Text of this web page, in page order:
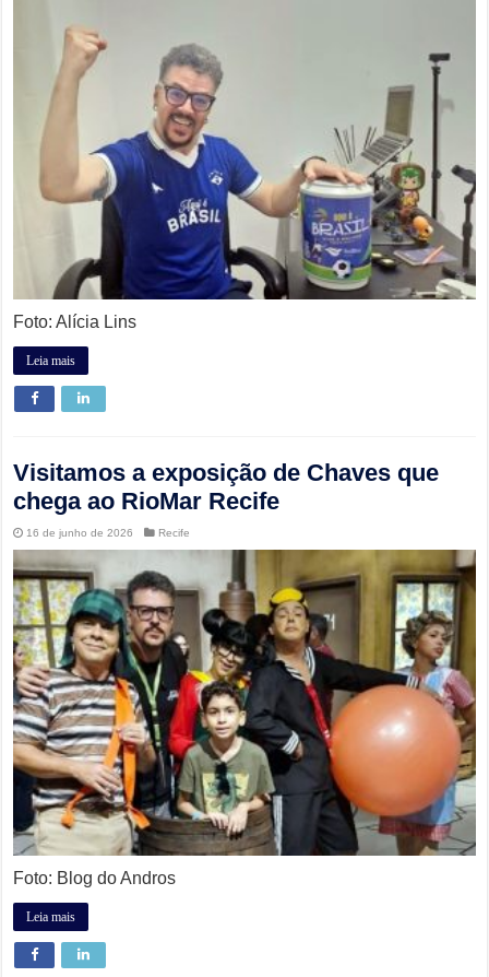
Foto: Alícia Lins
Leia mais
Visitamos a exposição de Chaves que
chega ao RioMar Recife
16 de junho de 2026 Recife
Foto: Blog do Andros
Leia mais